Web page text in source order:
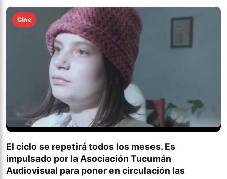
Cine
El ciclo se repetirá todos los meses. Es
impulsado por la Asociación Tucumán
Audiovisual para poner en circulación las